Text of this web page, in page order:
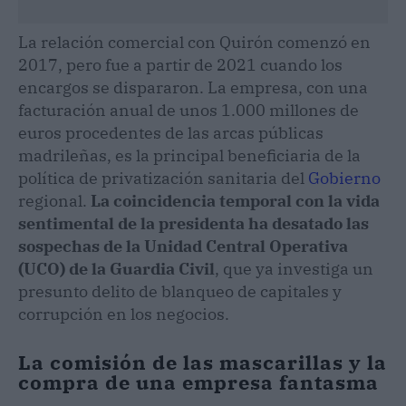
La relación comercial con Quirón comenzó en
2017, pero fue a partir de 2021 cuando los
encargos se dispararon. La empresa, con una
facturación anual de unos 1.000 millones de
euros procedentes de las arcas públicas
madrileñas, es la principal beneficiaria de la
política de privatización sanitaria del Gobierno
regional. La coincidencia temporal con la vida
sentimental de la presidenta ha desatado las
sospechas de la Unidad Central Operativa
(UCO) de la Guardia Civil, que ya investiga un
presunto delito de blanqueo de capitales y
corrupción en los negocios.
La comisión de las mascarillas y la
compra de una empresa fantasma